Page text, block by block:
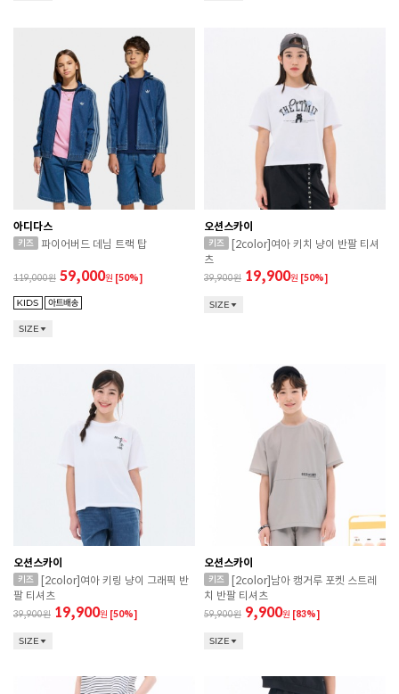
아디다스
파이어버드 데님 트랙 탑
119,000 59,000원 [50%]
SIZE
오션스카이
[2color]여아 키치 냥이 반팔 티셔
츠
39,900 19,900원 [50%]
SIZE
오션스카이
[2color]여아 키링 냥이 그래픽 반
팔 티셔츠
39,900 19,900원 [50%]
SIZE
오션스카이
[2color]남아 캥거루 포켓 스트레
치 반팔 티셔츠
59,900 9,900원 [83%]
SIZE